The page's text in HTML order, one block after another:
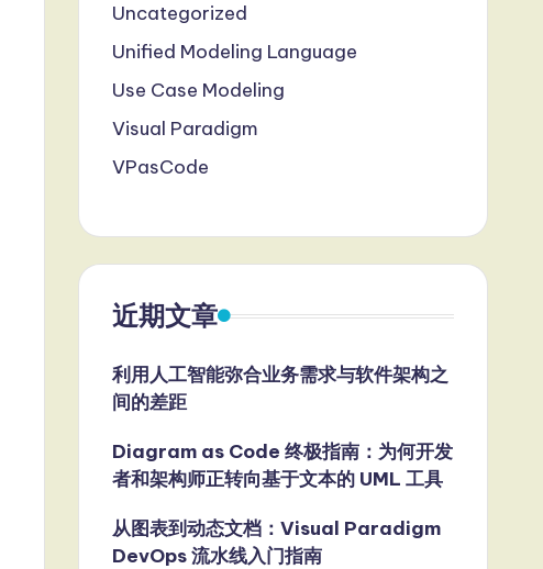
Uncategorized
Unified Modeling Language
Use Case Modeling
Visual Paradigm
VPasCode
近期文章
利用人工智能弥合业务需求与软件架构之
间的差距
Diagram as Code 终极指南：为何开发
者和架构师正转向基于文本的 UML 工具
从图表到动态文档：Visual Paradigm
DevOps 流水线入门指南